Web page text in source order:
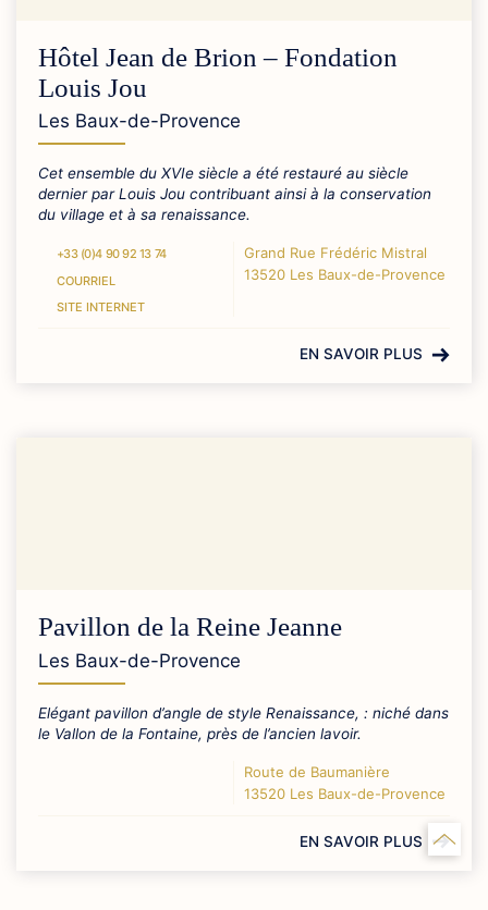
Hôtel Jean de Brion – Fondation
Louis Jou
Les Baux-de-Provence
Cet ensemble du XVIe siècle a été restauré au siècle
dernier par Louis Jou contribuant ainsi à la conservation
du village et à sa renaissance.
+33 (0)4 90 92 13 74
COURRIEL
SITE INTERNET
Grand Rue Frédéric Mistral
13520 Les Baux-de-Provence
EN SAVOIR PLUS
Pavillon de la Reine Jeanne
Les Baux-de-Provence
Elégant pavillon d’angle de style Renaissance, : niché dans
le Vallon de la Fontaine, près de l’ancien lavoir.
Route de Baumanière
13520 Les Baux-de-Provence
EN SAVOIR PLUS